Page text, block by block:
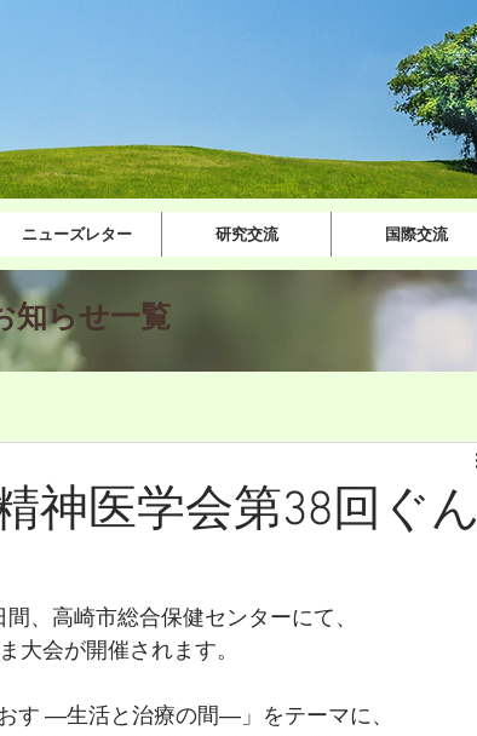
ニューズレター 研究交流 国際交流
知ら​せ一覧
神医学会第38回ぐん
、高崎市総合保健センターにて、
大会が開催されます。
す ―生活と治療の間―」をテーマに、